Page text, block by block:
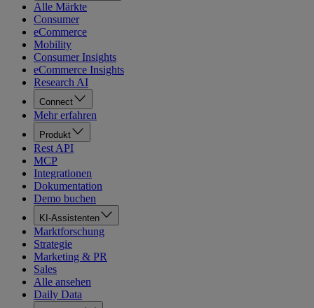
Alle Märkte
Consumer
eCommerce
Mobility
Consumer Insights
eCommerce Insights
Research AI
Connect
Mehr erfahren
Produkt
Rest API
MCP
Integrationen
Dokumentation
Demo buchen
KI-Assistenten
Marktforschung
Strategie
Marketing & PR
Sales
Alle ansehen
Daily Data